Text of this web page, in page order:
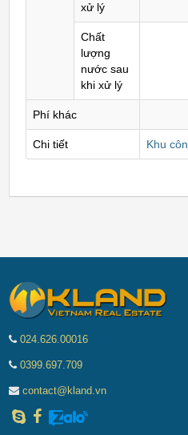
xử lý
Chất
lượng
nước sau
khi xử lý
Phí khác
Chi tiết Khu
024.626.00016
0399.697.709
contact@kland.vn